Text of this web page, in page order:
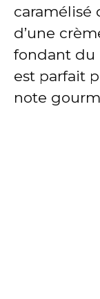
caramélisé
d’une
fondant du
est parfait
note